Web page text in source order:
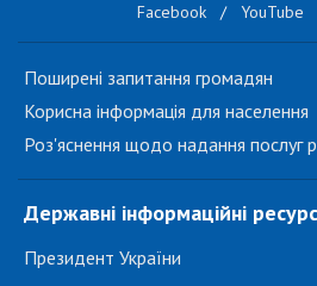
Facebook / YouTube
Поширені запитання громадян
Корисна інформація для населення
Роз'яснення щодо надання послуг
Державні інформаційні
Президент України